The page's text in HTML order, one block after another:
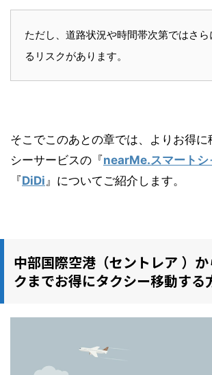
ただし、道路状況や時間帯次第ではさ
るリスクがあります。
そこでこのあとの章では、よりお得に
シーサービスの『nearMe.スマートシ
『DiDi 』についてご紹介します。
中部国際空港（セントレア ）
クまでお得にタクシー移動する